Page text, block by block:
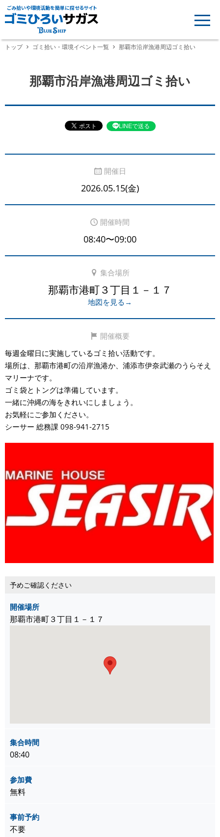
ごみ拾いや環境活動を簡単に探せるサイト
トップ ゴミ拾い・環境イベント一覧 那覇市沿岸漁港周辺ゴミ拾い
那覇市沿岸漁港周辺ゴミ拾い
LINEで送る
開催日
2026.05.15(金)
開催時間
08:40〜09:00
集合場所
那覇市港町３丁目１－１７
地図を見る→
開催概要
毎週金曜日に実施しているゴミ拾い活動です。
場所は、那覇市港町の沿岸漁港か、浦添市伊奈武瀬のうらそえ
マリーナです。
ゴミ袋とトングは準備しています。
一緒に沖縄の海をきれいにしましょう。
お気軽にご参加ください。
シーサー 総務課 098-941-2715
予めご確認ください
開催場所
那覇市港町３丁目１－１７
集合時間
08:40
参加費
無料
事前予約
不要